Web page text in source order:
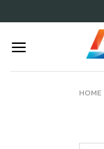
to
content
HOME